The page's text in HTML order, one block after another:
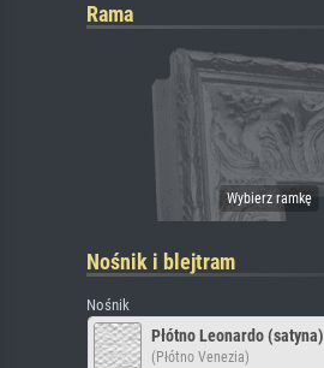
Rama
Nośnik i blejtram
Nośnik
Płótno Leonardo (satyna)
(Płótno Venezia)